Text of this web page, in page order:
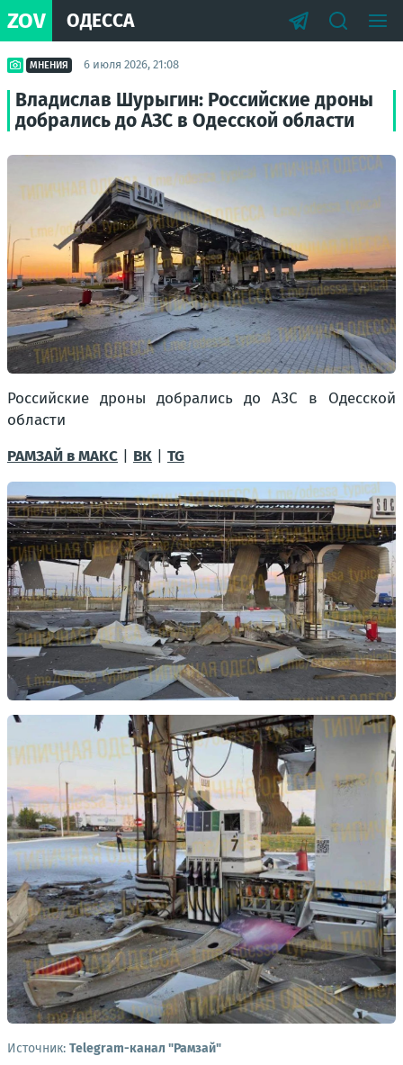
ZOV ОДЕССА
МНЕНИЯ 6 июля 2026, 21:08
Владислав Шурыгин: Российские дроны
добрались до АЗС в Одесской области
Российские дроны добрались до АЗС в Одесской
области
РАМЗАЙ в МАКС
ВК TG
Источник: Telegram-канал "Рамзай"